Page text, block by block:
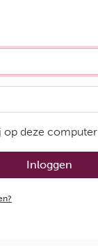
op deze computer
Inloggen